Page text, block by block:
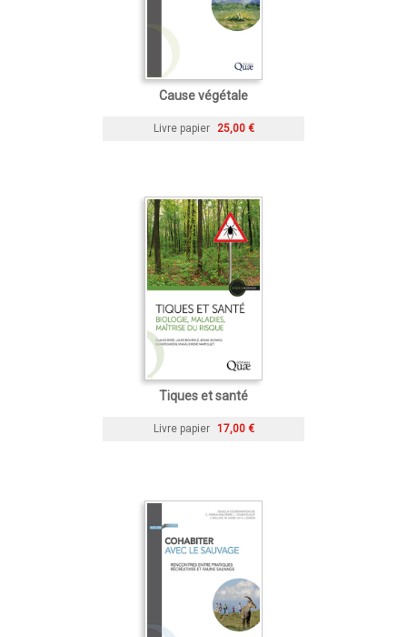
Cause végétale
Livre papier 25,00 €
Tiques et santé
Livre papier 17,00 €